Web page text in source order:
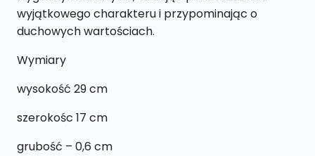
wyjątkowego charakteru i przypominając o
duchowych wartościach.
Wymiary
wysokość 29 cm
szerokośc 17 cm
grubość – 0,6 cm